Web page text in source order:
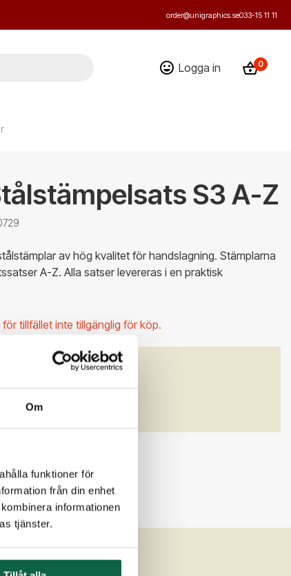
Om
funktioner för
från din enhet
informationen
tjänster.
order@unigraphics.se033-15 11 11
Logga in 0
S3 A-Z
av hög kvalitet för handslagning. Stämplarna
A-Z. Alla satser levereras i en praktisk
tillfället inte tillgänglig för köp.